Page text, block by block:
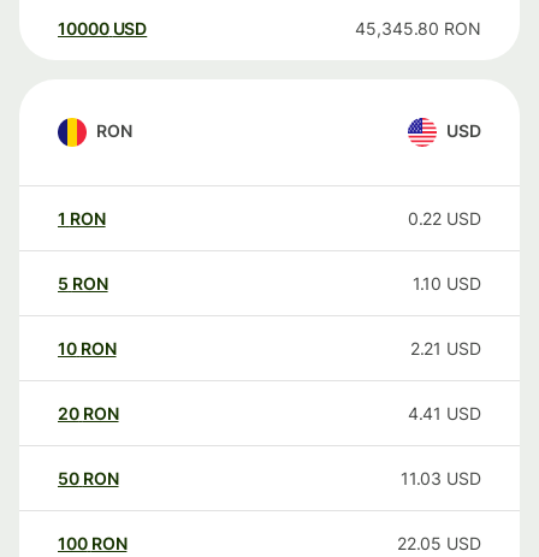
10000 USD 45,345.80 RON
RON USD
1 RON 0.22 USD
5 RON 1.10 USD
10 RON 2.21 USD
20 RON 4.41 USD
50 RON 11.03 USD
100 RON 22.05 USD